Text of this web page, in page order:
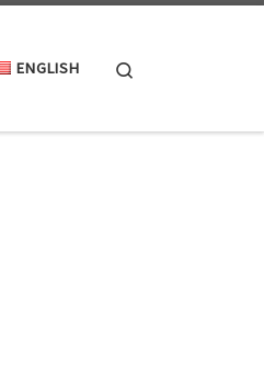
ENGLISH